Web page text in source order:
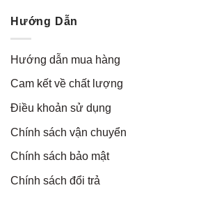
Hướng Dẫn
Hướng dẫn mua hàng
Cam kết về chất lượng
Điều khoản sử dụng
Chính sách vận chuyển
Chính sách bảo mật
Chính sách đổi trả